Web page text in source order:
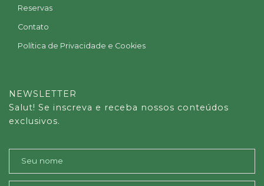
Reservas
Contato
Política de Privacidade e Cookies
NEWSLETTER
Salut! Se inscreva e receba nossos conteúdos
exclusivos.